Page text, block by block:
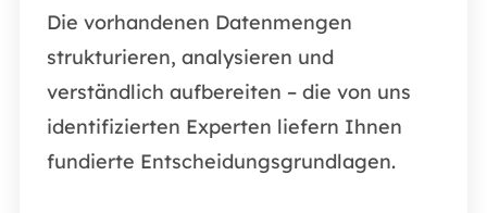
Die vorhandenen Datenmengen
strukturieren, analysieren und
verständlich aufbereiten – die von uns
identifizierten Experten liefern Ihnen
fundierte Entscheidungsgrundlagen.